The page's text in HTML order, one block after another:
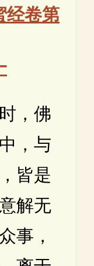
经卷第
，佛
，与
皆是
解无
事，